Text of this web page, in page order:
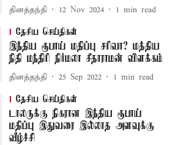
தினத்தந்தி 12 Nov 2024 1 min read
தேசிய செய்திகள்
இந்திய ரூபாய் மதிப்பு சரிவா? மத்திய
நிதி மந்திரி நிர்மலா சீதாராமன் விளக்கம்
தினத்தந்தி 25 Sep 2022 1 min read
தேசிய செய்திகள்
டாலருக்கு நிகரான இந்திய ரூபாய்
மதிப்பு இதுவரை இல்லாத அளவுக்கு
வீழ்ச்சி